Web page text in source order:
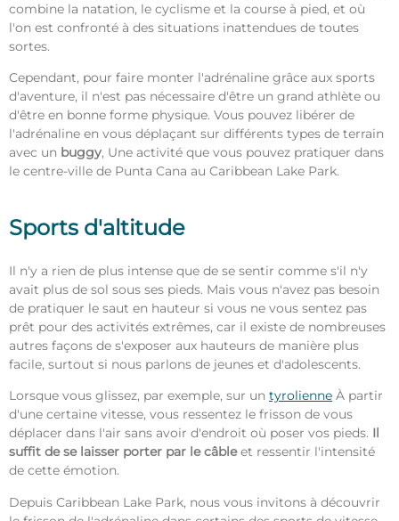
combine la natation, le cyclisme et la course à pied, et où
l'on est confronté à des situations inattendues de toutes
sortes.
Cependant, pour faire monter l'adrénaline grâce aux sports
d'aventure, il n'est pas nécessaire d'être un grand athlète ou
d'être en bonne forme physique. Vous pouvez libérer de
l'adrénaline en vous déplaçant sur différents types de terrain
avec un buggy, Une activité que vous pouvez pratiquer dans
le centre-ville de Punta Cana au Caribbean Lake Park.
Sports d'altitude
Il n'y a rien de plus intense que de se sentir comme s'il n'y
avait plus de sol sous ses pieds. Mais vous n'avez pas besoin
de pratiquer le saut en hauteur si vous ne vous sentez pas
prêt pour des activités extrêmes, car il existe de nombreuses
autres façons de s'exposer aux hauteurs de manière plus
facile, surtout si nous parlons de jeunes et d'adolescents.
Lorsque vous glissez, par exemple, sur un tyrolienne À partir
d'une certaine vitesse, vous ressentez le frisson de vous
déplacer dans l'air sans avoir d'endroit où poser vos pieds. Il
suffit de se laisser porter par le câbleet ressentir l'intensité
de cette émotion.
Depuis Caribbean Lake Park, nous vous invitons à découvrir